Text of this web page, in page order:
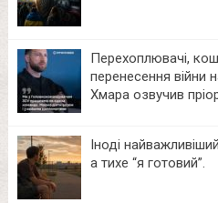
Перехоплювачі,
перенесення війни
Хмара озвучив
Іноді
а тихе “я готовий”.